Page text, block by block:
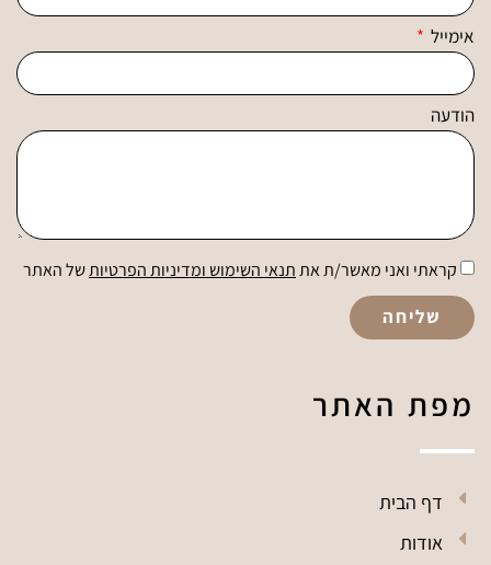
מפת האתר
דף הבית
אודות
אימייל
הודעה
קראתי ואני מאשר/ת אתתנאי השימוש ומדיניות הפרטיותשל האתר
שליחה